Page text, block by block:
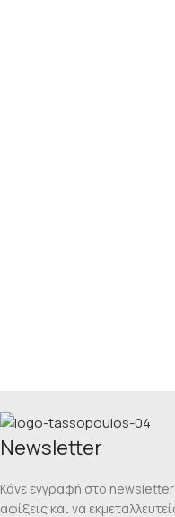
Νewsletter
Κάνε εγγραφή στο newsletter
αφίξεις και να